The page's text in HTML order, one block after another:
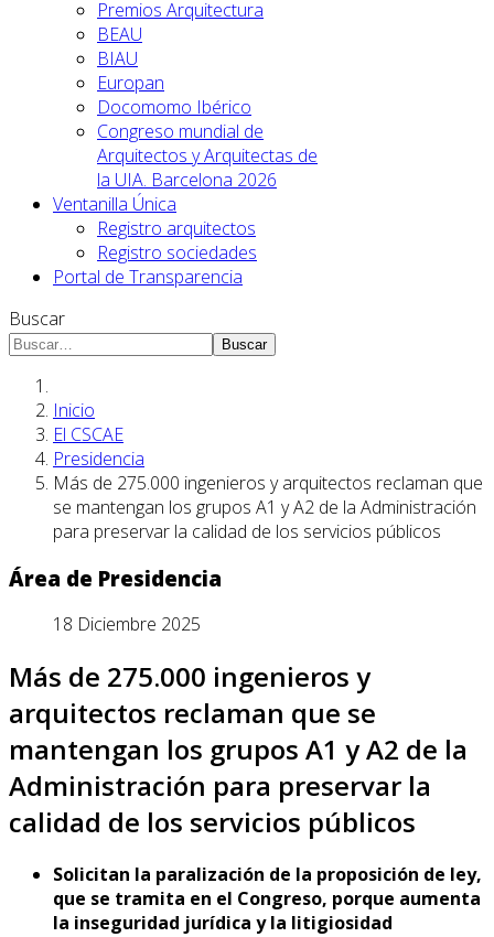
Premios Arquitectura
BEAU
BIAU
Europan
Docomomo Ibérico
Congreso mundial de
Arquitectos y Arquitectas de
la UIA. Barcelona 2026
Ventanilla Única
Registro arquitectos
Registro sociedades
Portal de Transparencia
Buscar
Buscar
Inicio
El CSCAE
Presidencia
Más de 275.000 ingenieros y arquitectos reclaman que
se mantengan los grupos A1 y A2 de la Administración
para preservar la calidad de los servicios públicos
Área de Presidencia
18 Diciembre 2025
Más de 275.000 ingenieros y
arquitectos reclaman que se
mantengan los grupos A1 y A2 de la
Administración para preservar la
calidad de los servicios públicos
Solicitan la paralización de la proposición de ley,
que se tramita en el Congreso, porque aumenta
la inseguridad jurídica y la litigiosidad